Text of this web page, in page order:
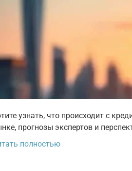
узнать, что происходит с
прогнозы экспертов и
полностью